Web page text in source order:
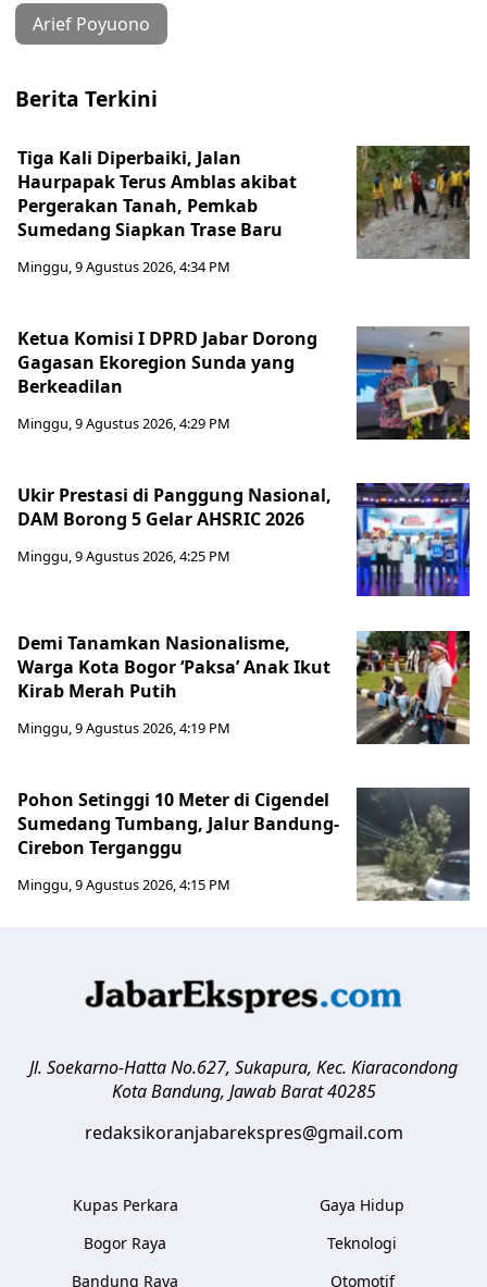
Arief Poyuono
Berita Terkini
Tiga Kali Diperbaiki, Jalan
Haurpapak Terus Amblas akibat
Pergerakan Tanah, Pemkab
Sumedang Siapkan Trase Baru
Minggu, 9 Agustus 2026, 4:34 PM
Ketua Komisi I DPRD Jabar Dorong
Gagasan Ekoregion Sunda yang
Berkeadilan
Minggu, 9 Agustus 2026, 4:29 PM
Ukir Prestasi di Panggung Nasional,
DAM Borong 5 Gelar AHSRIC 2026
Minggu, 9 Agustus 2026, 4:25 PM
Demi Tanamkan Nasionalisme,
Warga Kota Bogor ‘Paksa’ Anak Ikut
Kirab Merah Putih
Minggu, 9 Agustus 2026, 4:19 PM
Pohon Setinggi 10 Meter di Cigendel
Sumedang Tumbang, Jalur Bandung-
Cirebon Terganggu
Minggu, 9 Agustus 2026, 4:15 PM
Jl. Soekarno-Hatta No.627, Sukapura, Kec. Kiaracondong
Kota Bandung, Jawab Barat 40285
redaksikoranjabarekspres@gmail.com
Kupas Perkara
Bogor Raya
Bandung Raya
Gaya Hidup
Teknologi
Otomotif